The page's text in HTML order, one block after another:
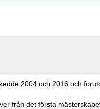
2004 och 2016 och
från det första